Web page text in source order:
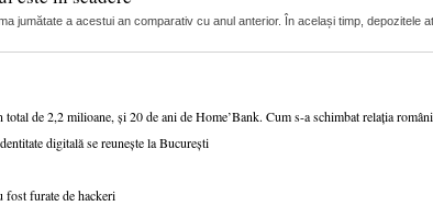
jumătate a acestui an comparativ cu anul anterior. În același timp, depozitele
de 2,2 milioane, și 20 de ani de Home’Bank. Cum s-a schimbat relația
digitală se reunește la București
fost furate de hackeri